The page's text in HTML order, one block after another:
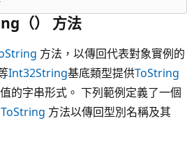
（） 方法
方法，以傳回代表對象實例的
Int32String基底類型提供ToString
的字串形式。 下列範例定義了一個
ToString 方法以傳回型別名稱及其